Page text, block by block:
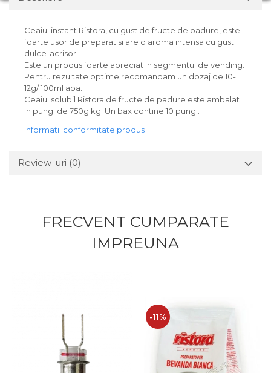
Ceaiul instant Ristora, cu gust de fructe de padure, este
foarte usor de preparat si are o aroma intensa cu gust
dulce-acrisor.
Este un produs foarte apreciat in segmentul de vending.
Pentru rezultate optime recomandam un dozaj de 10-
12g/ 100ml apa.
Ceaiul solubil Ristora de fructe de padure este ambalat
in pungi de 750g kg. Un bax contine 10 pungi.
Informatii conformitate produs
Review-uri (0)
FRECVENT CUMPARATE
IMPREUNA
-11%